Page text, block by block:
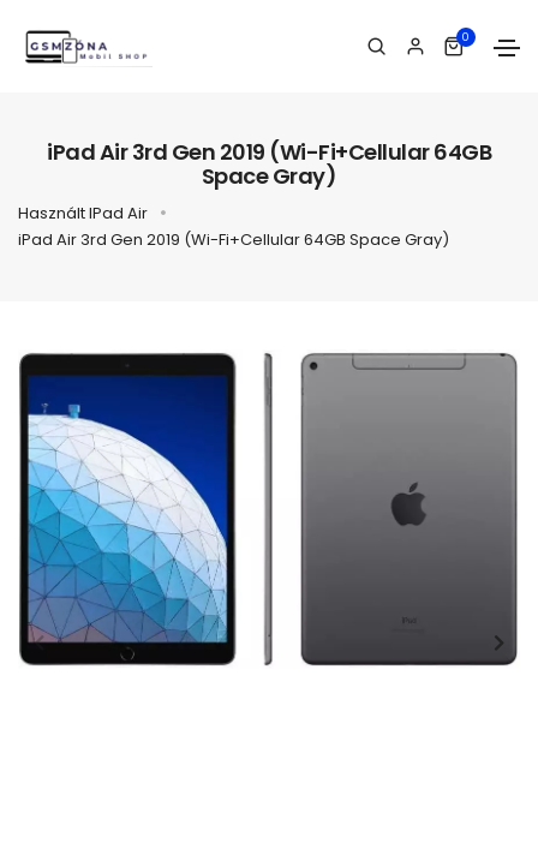
0
iPad Air 3rd Gen 2019 (Wi-Fi+Cellular 64GB
Space Gray)
Használt IPad Air
iPad Air 3rd Gen 2019 (Wi-Fi+Cellular 64GB Space Gray)